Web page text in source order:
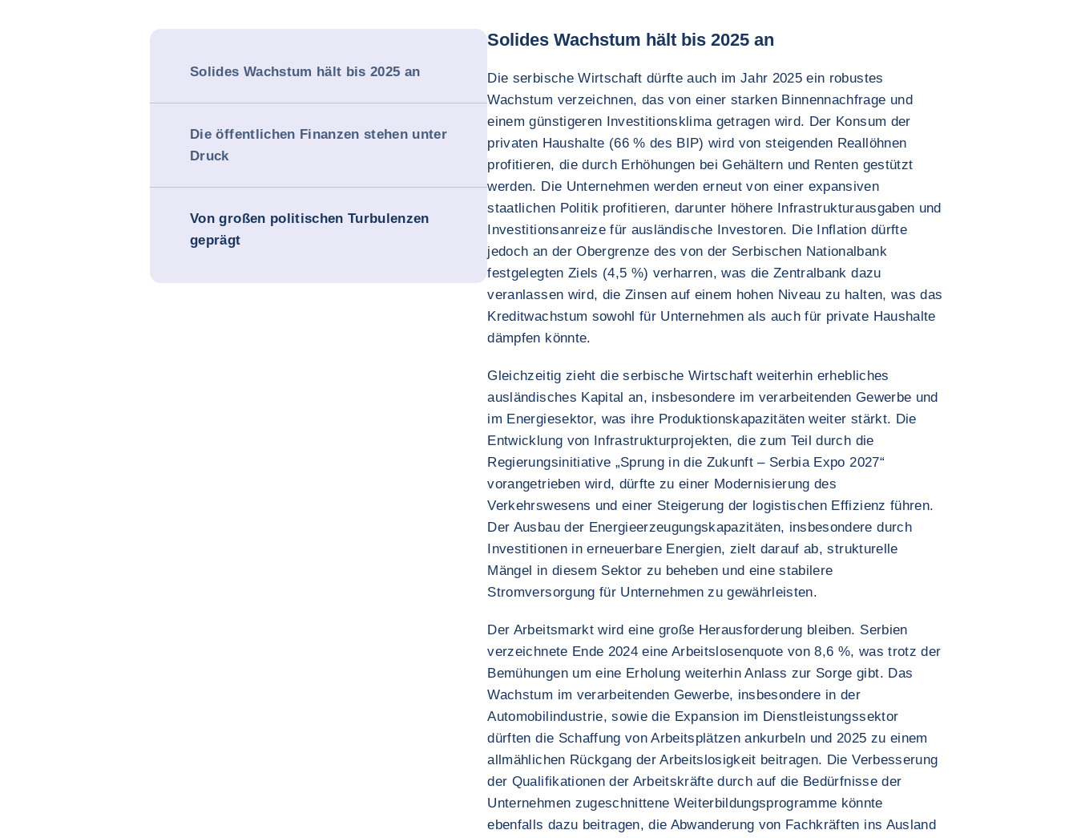
Solides Wachstum hält bis 2025 an
Die öffentlichen Finanzen stehen unter
Druck
Von großen politischen Turbulenzen
geprägt
Solides Wachstum hält bis 2025 an
Die serbische Wirtschaft dürfte auch im Jahr 2025 ein robustes
Wachstum verzeichnen, das von einer starken Binnennachfrage und
einem günstigeren Investitionsklima getragen wird. Der Konsum der
privaten Haushalte (66 % des BIP) wird von steigenden Reallöhnen
profitieren, die durch Erhöhungen bei Gehältern und Renten gestützt
werden. Die Unternehmen werden erneut von einer expansiven
staatlichen Politik profitieren, darunter höhere Infrastrukturausgaben und
Investitionsanreize für ausländische Investoren. Die Inflation dürfte
jedoch an der Obergrenze des von der Serbischen Nationalbank
festgelegten Ziels (4,5 %) verharren, was die Zentralbank dazu
veranlassen wird, die Zinsen auf einem hohen Niveau zu halten, was das
Kreditwachstum sowohl für Unternehmen als auch für private Haushalte
dämpfen könnte.
Gleichzeitig zieht die serbische Wirtschaft weiterhin erhebliches
ausländisches Kapital an, insbesondere im verarbeitenden Gewerbe und
im Energiesektor, was ihre Produktionskapazitäten weiter stärkt. Die
Entwicklung von Infrastrukturprojekten, die zum Teil durch die
Regierungsinitiative „Sprung in die Zukunft – Serbia Expo 2027“
vorangetrieben wird, dürfte zu einer Modernisierung des
Verkehrswesens und einer Steigerung der logistischen Effizienz führen.
Der Ausbau der Energieerzeugungskapazitäten, insbesondere durch
Investitionen in erneuerbare Energien, zielt darauf ab, strukturelle
Mängel in diesem Sektor zu beheben und eine stabilere
Stromversorgung für Unternehmen zu gewährleisten.
Der Arbeitsmarkt wird eine große Herausforderung bleiben. Serbien
verzeichnete Ende 2024 eine Arbeitslosenquote von 8,6 %, was trotz der
Bemühungen um eine Erholung weiterhin Anlass zur Sorge gibt. Das
Wachstum im verarbeitenden Gewerbe, insbesondere in der
Automobilindustrie, sowie die Expansion im Dienstleistungssektor
dürften die Schaffung von Arbeitsplätzen ankurbeln und 2025 zu einem
allmählichen Rückgang der Arbeitslosigkeit beitragen. Die Verbesserung
der Qualifikationen der Arbeitskräfte durch auf die Bedürfnisse der
Unternehmen zugeschnittene Weiterbildungsprogramme könnte
ebenfalls dazu beitragen, die Abwanderung von Fachkräften ins Ausland